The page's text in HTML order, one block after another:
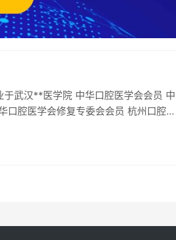
武汉**医学院 中华口腔医学会会员 中
口腔医学会修复专委会会员 杭州口腔医